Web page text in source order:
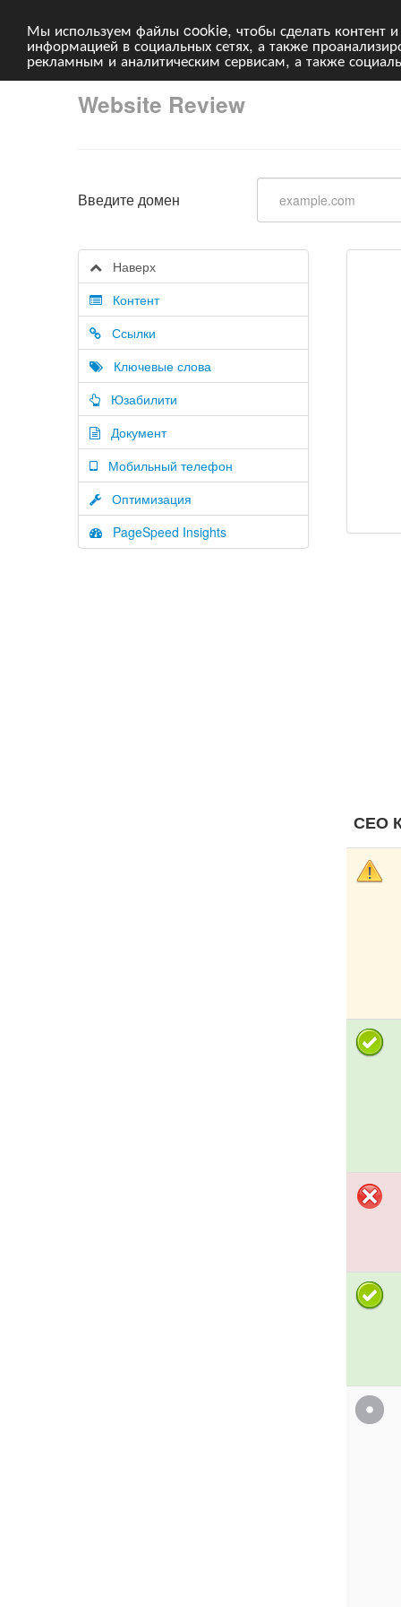
Мы используем файлы cookie, чтобы сделать контент
информацией в социальных сетях, а также
рекламным и аналитическим сервисам, а также
Website Review
Введите домен
Наверх
Контент
Ссылки
Ключевые слова
Юзабилити
Документ
Мобильный телефон
Оптимизация
PageSpeed Insights
СЕО